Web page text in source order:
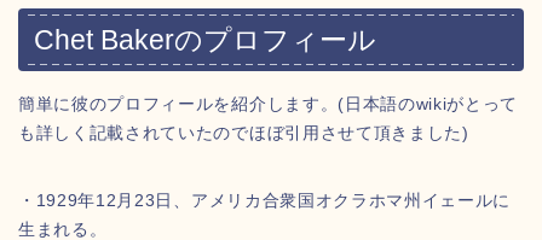
Chet Bakerのプロフィール
簡単に彼のプロフィールを紹介します。(日本語のwikiがとって
も詳しく記載されていたのでほぼ引用させて頂きました)
・1929年12月23日、アメリカ合衆国オクラホマ州イェールに
生まれる。